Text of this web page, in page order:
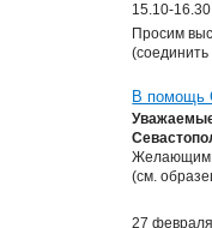
15.10-
Просим
В помощь
Желающим
(см.
27